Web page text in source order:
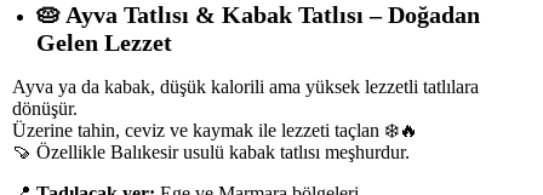
🥧 Ayva Tatlısı & Kabak Tatlısı – Doğadan
Gelen Lezzet
Ayva ya da kabak, düşük kalorili ama yüksek lezzetli tatlılara
dönüşür.
Üzerine tahin, ceviz ve kaymak ile lezzeti taçlan ❄️🔥
🍠 Özellikle Balıkesir usulü kabak tatlısı meşhurdur.